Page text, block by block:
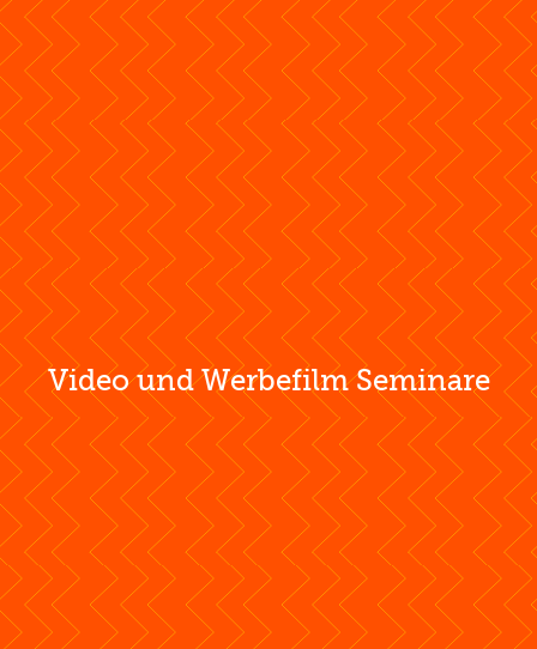
Video und Werbefilm Seminare